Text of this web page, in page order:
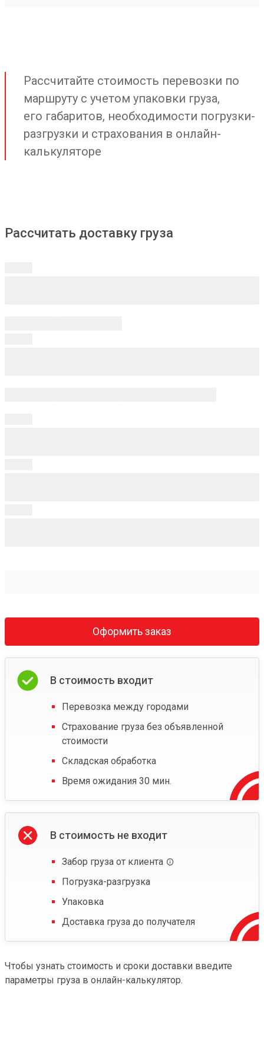
Рассчитайте стоимость перевозки по
маршруту с учетом упаковки груза,
его габаритов, необходимости погрузки-
разгрузки и страхования в онлайн-
калькуляторе
Рассчитать доставку груза
Оформить заказ
В стоимость входит
Перевозка между городами
Страхование груза без объявленной
стоимости
Складская обработка
Время ожидания 30 мин.
В стоимость не входит
Забор груза от клиента
Погрузка-разгрузка
Упаковка
Доставка груза до получателя
Чтобы узнать стоимость и сроки доставки введите
параметры груза в онлайн-калькулятор.